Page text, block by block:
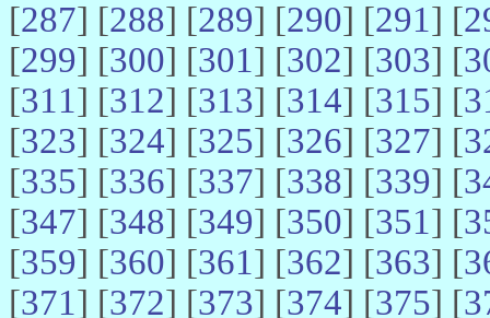
[287] [288] [289] [290] [291] [
[299] [300] [301] [302] [303] [
[311] [312] [313] [314] [315] [
[323] [324] [325] [326] [327] [
[335] [336] [337] [338] [339] [
[347] [348] [349] [350] [351] [
[359] [360] [361] [362] [363] [
[371] [372] [373] [374] [375] [